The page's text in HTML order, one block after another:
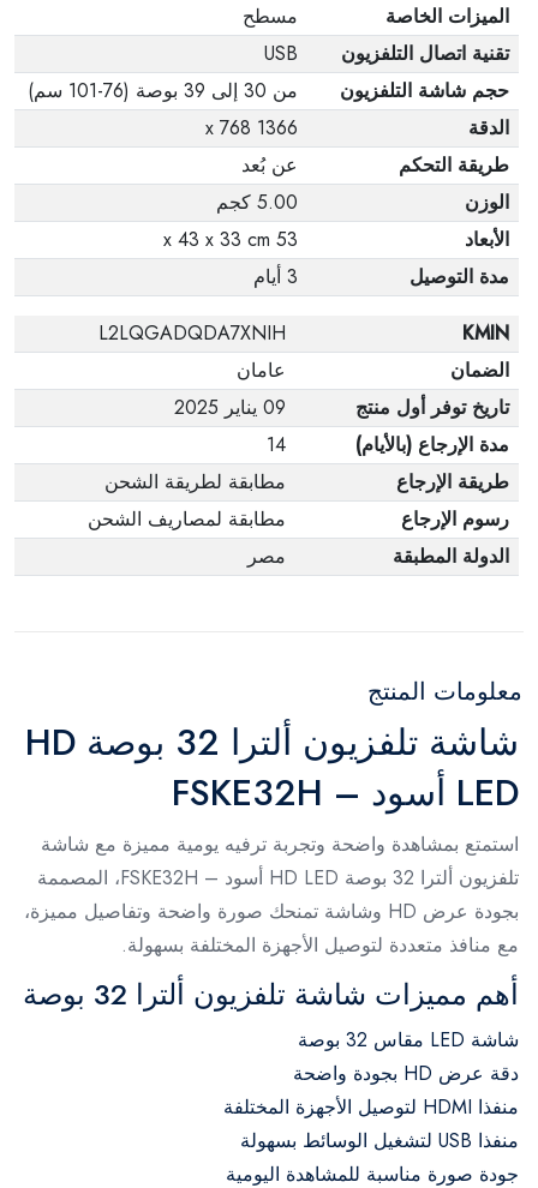
الميزات الخاصة
مسطح
تقنية اتصال التلفزيون
USB
حجم شاشة التلفزيون
من 30 إلى 39 بوصة (76-101 سم)
الدقة
1366 x 768
طريقة التحكم
عن بُعد
الوزن
5.00 كجم
الأبعاد
53 x 43 x 33 cm
مدة التوصيل
3 أيام
KMIN
L2LQGADQDA7XNIH
الضمان
عامان
تاريخ توفر أول منتج
09 يناير 2025
مدة الإرجاع (بالأيام)
14
طريقة الإرجاع
مطابقة لطريقة الشحن
رسوم الإرجاع
مطابقة لمصاريف الشحن
الدولة المطبقة
مصر
معلومات المنتج
شاشة تلفزيون ألترا 32 بوصة HD
LED أسود – FSKE32H
استمتع بمشاهدة واضحة وتجربة ترفيه يومية مميزة مع شاشة
تلفزيون ألترا 32 بوصة HD LED أسود – FSKE32H، المصممة
بجودة عرض HD وشاشة تمنحك صورة واضحة وتفاصيل مميزة،
مع منافذ متعددة لتوصيل الأجهزة المختلفة بسهولة.
أهم مميزات شاشة تلفزيون ألترا 32 بوصة
شاشة LED مقاس 32 بوصة
دقة عرض HD بجودة واضحة
منفذا HDMI لتوصيل الأجهزة المختلفة
منفذا USB لتشغيل الوسائط بسهولة
جودة صورة مناسبة للمشاهدة اليومية